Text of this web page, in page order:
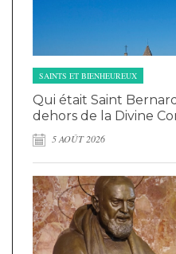
SAINTS ET BIENHEUREUX
Qui était Saint
dehors de la Divine
5 AOÛT 2026